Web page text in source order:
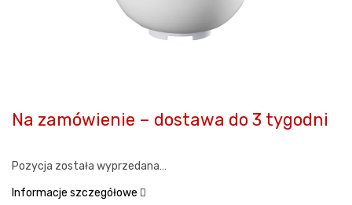
Na zamówienie – dostawa do 3 tygodni
Pozycja została wyprzedana…
Informacje szczegółowe